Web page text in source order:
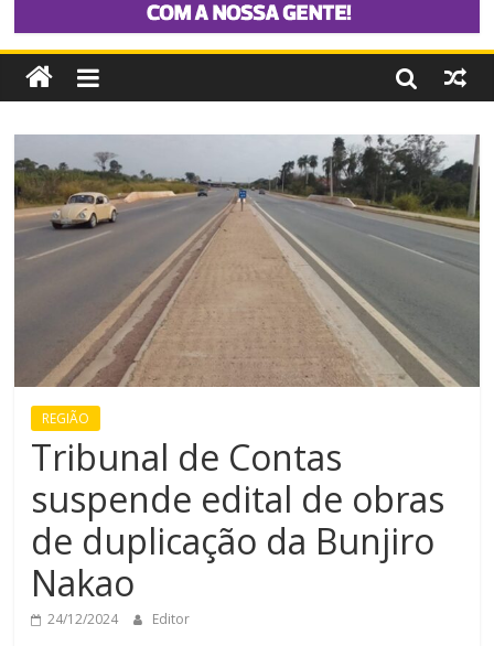
REGIÃO
Tribunal de Contas
suspende edital de obras
de duplicação da Bunjiro
Nakao
24/12/2024 Editor